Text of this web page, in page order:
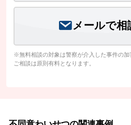
メールで相
※無料相談の対象は警察が介入した事件の
ご相談は原則有料となります。